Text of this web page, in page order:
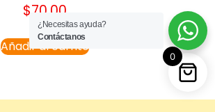
$70.00
Añadir al carrito
¿Necesitas ayuda?
Contáctanos
0